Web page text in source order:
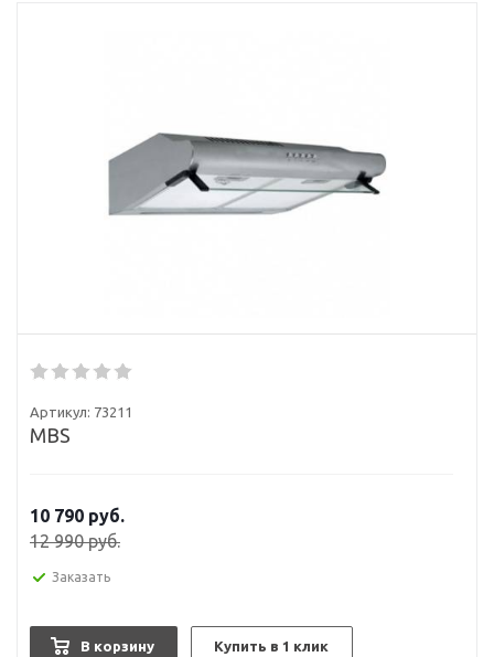
Артикул: 73211
MBS
10 790 руб.
12 990руб.
Заказать
В корзину Купить в 1 клик